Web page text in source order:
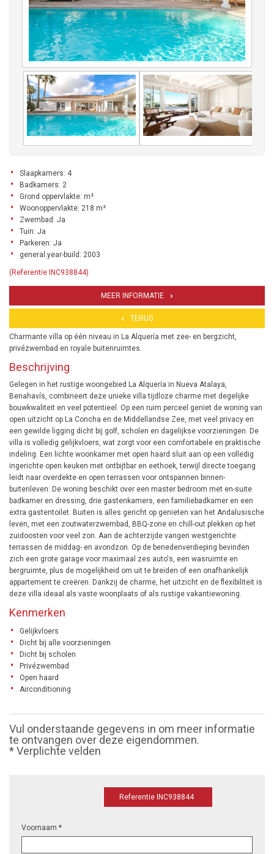
Slaapkamers: 4
Badkamers: 2
Grond oppervlakte: m²
Woonoppervlakte: 218 m²
Zwembad: Ja
Tuin: Ja
Parkeren: Ja
general.year-build: 2003
(Referentie INC938844)
MEER INFORMATIE
TERUG
Charmante villa op één niveau in La Alquería met zee- en bergzicht,
privézwembad en royale buitenruimtes.
Beschrijving
Gelegen in het rustige woongebied La Alquería in Nueva Atalaya,
Benahavís, combineert deze unieke villa tijdloze charme met degelijke
bouwkwaliteit en veel potentieel. Op een ruim perceel geniet de woning van
open uitzicht op La Concha en de Middellandse Zee, met veel privacy en
een gewilde ligging dicht bij golf, scholen en dagelijkse voorzieningen. De
villa is volledig gelijkvloers, wat zorgt voor een comfortabele en praktische
indeling. Een lichte woonkamer met open haard sluit aan op een volledig
ingerichte open keuken met ontbijtbar en eethoek, terwijl directe toegang
leidt naar overdekte en open terrassen voor ontspannen binnen-
buitenleven. De woning beschikt over een master bedroom met en-suite
badkamer en dressing, drie gastenkamers, een familiebadkamer en een
extra gastentoilet. Buiten is alles gericht op genieten van het Andalusische
leven, met een zoutwaterzwembad, BBQ-zone en chill-out plekken op het
zuidoosten voor veel zon. Aan de achterzijde vangen westgerichte
terrassen de middag- en avondzon. Op de benedenverdieping bevinden
zich een grote garage voor maximaal zes auto's, een wasruimte en
bergruimte, plus de mogelijkheid om uit te breiden of een onafhankelijk
appartement te creëren. Dankzij de charme, het uitzicht en de flexibiliteit is
deze villa ideaal als vaste woonplaats of als rustige vakantiewoning.
Kenmerken
Gelijkvloers
Dicht bij alle voorzieningen
Dicht bij scholen
Privézwembad
Open haard
Airconditioning
Vul onderstaande gegevens in om meer informatie
te ontvangen over deze eigendommen.
* Verplichte velden
Referentie INC938844
Voornaam *